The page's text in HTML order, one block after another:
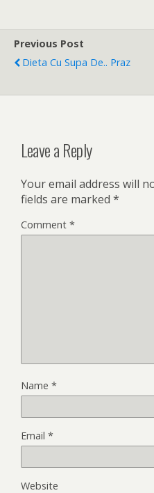
Previous Post
Dieta Cu Supa De.. Praz
Leave a Reply
Your email address will
fields are marked *
Comment *
Name *
Email *
Website